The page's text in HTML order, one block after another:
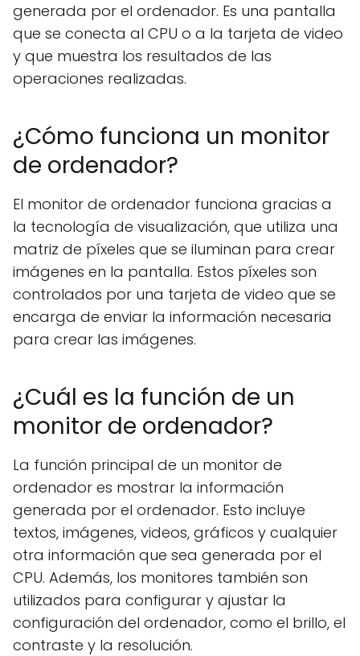
generada por el ordenador. Es una pantalla
que se conecta al CPU o a la tarjeta de video
y que muestra los resultados de las
operaciones realizadas.
¿Cómo funciona un monitor
de ordenador?
El monitor de ordenador funciona gracias a
la tecnología de visualización, que utiliza una
matriz de píxeles que se iluminan para crear
imágenes en la pantalla. Estos píxeles son
controlados por una tarjeta de video que se
encarga de enviar la información necesaria
para crear las imágenes.
¿Cuál es la función de un
monitor de ordenador?
La función principal de un monitor de
ordenador es mostrar la información
generada por el ordenador. Esto incluye
textos, imágenes, videos, gráficos y cualquier
otra información que sea generada por el
CPU. Además, los monitores también son
utilizados para configurar y ajustar la
configuración del ordenador, como el brillo, el
contraste y la resolución.